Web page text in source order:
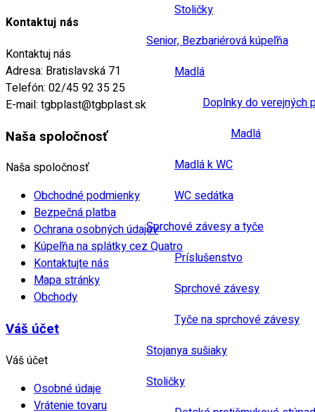
Stoličky
Senior, Bezbariérová kúpeľňa
Madlá
Doplnky do verejných
Madlá
Madlá k WC
WC sedátka
Sprchové závesy a tyče
Príslušenstvo
Sprchové závesy
Tyče na sprchové závesy
Stojanya sušiaky
Stoličky
Kontaktuj nás
Kontaktuj nás
Adresa: Bratislavská 71
Telefón: 02/45 92 35 25
E-mail: tgbplast@tgbplast.sk
Naša spoločnosť
Naša spoločnosť
Obchodné podmienky
Bezpečná platba
Ochrana osobných údajov
Kúpeľňa na splátky cez Quatro
Kontaktujte nás
Mapa stránky
Obchody
Váš účet
Váš účet
Osobné údaje
Vrátenie tovaru